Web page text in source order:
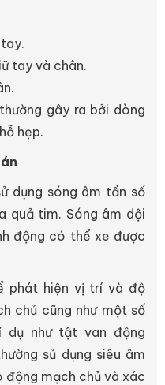
tay và chân.
gây ra bởi dòng
hẹp.
dụng sóng âm tần số
quả tim. Sóng âm dội
động có thể xe được
phát hiện vị trí và độ
chủ cũng như một số
dụ như tật van động
sủ dụng siêu âm
động mạch chủ và xác